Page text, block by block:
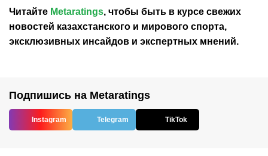
Читайте Metaratings, чтобы быть в курсе свежих
новостей казахстанского и мирового спорта,
эксклюзивных инсайдов и экспертных мнений.
Подпишись на Metaratings
Instagram Telegram TikTok